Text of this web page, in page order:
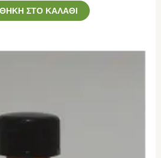
ΣΤΟ ΚΑΛΆΘΙ